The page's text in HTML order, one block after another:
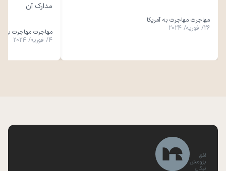
مهاجرت مهاجرت به آمریکا
26
/ فوریه/
2024
مدارک آن
مهاجرت مهاجرت به
4
/ فوریه/
2024